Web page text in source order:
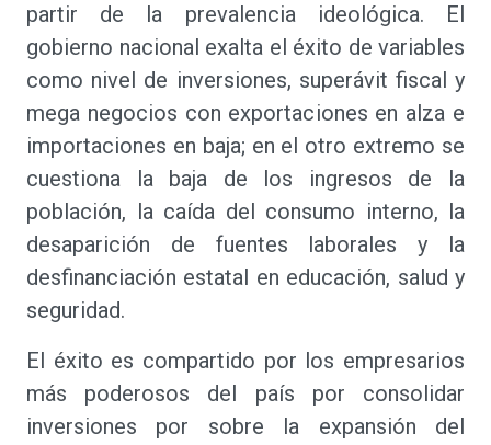
partir de la prevalencia ideológica. El
gobierno nacional exalta el éxito de variables
como nivel de inversiones, superávit fiscal y
mega negocios con exportaciones en alza e
importaciones en baja; en el otro extremo se
cuestiona la baja de los ingresos de la
población, la caída del consumo interno, la
desaparición de fuentes laborales y la
desfinanciación estatal en educación, salud y
seguridad.
El éxito es compartido por los empresarios
más poderosos del país por consolidar
inversiones por sobre la expansión del